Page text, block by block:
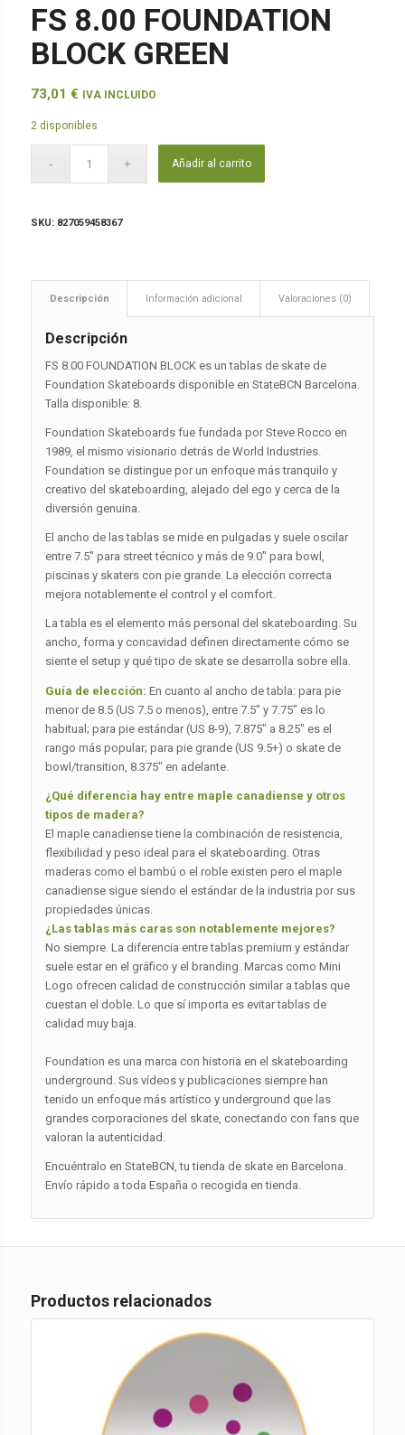
FS 8.00 FOUNDATION
BLOCK GREEN
73,01 € IVA INCLUIDO
2 disponibles
Añadir al carrito
SKU: 827059458367
Descripción Información adicional Valoraciones (0)
Descripción
FS 8.00 FOUNDATION BLOCK es un tablas de skate de
Foundation Skateboards disponible en StateBCN Barcelona.
Talla disponible: 8.
Foundation Skateboards fue fundada por Steve Rocco en
1989, el mismo visionario detrás de World Industries.
Foundation se distingue por un enfoque más tranquilo y
creativo del skateboarding, alejado del ego y cerca de la
diversión genuina.
El ancho de las tablas se mide en pulgadas y suele oscilar
entre 7.5″ para street técnico y más de 9.0″ para bowl,
piscinas y skaters con pie grande. La elección correcta
mejora notablemente el control y el comfort.
La tabla es el elemento más personal del skateboarding. Su
ancho, forma y concavidad definen directamente cómo se
siente el setup y qué tipo de skate se desarrolla sobre ella.
Guía de elección: En cuanto al ancho de tabla: para pie
menor de 8.5 (US 7.5 o menos), entre 7.5″ y 7.75″ es lo
habitual; para pie estándar (US 8-9), 7.875″ a 8.25″ es el
rango más popular; para pie grande (US 9.5+) o skate de
bowl/transition, 8.375″ en adelante.
¿Qué diferencia hay entre maple canadiense y otros
tipos de madera?
El maple canadiense tiene la combinación de resistencia,
flexibilidad y peso ideal para el skateboarding. Otras
maderas como el bambú o el roble existen pero el maple
canadiense sigue siendo el estándar de la industria por sus
propiedades únicas.
¿Las tablas más caras son notablemente mejores?
No siempre. La diferencia entre tablas premium y estándar
suele estar en el gráfico y el branding. Marcas como Mini
Logo ofrecen calidad de construcción similar a tablas que
cuestan el doble. Lo que sí importa es evitar tablas de
calidad muy baja.
Foundation es una marca con historia en el skateboarding
underground. Sus vídeos y publicaciones siempre han
tenido un enfoque más artístico y underground que las
grandes corporaciones del skate, conectando con fans que
valoran la autenticidad.
Encuéntralo en StateBCN, tu tienda de skate en Barcelona.
Envío rápido a toda España o recogida en tienda.
Productos relacionados